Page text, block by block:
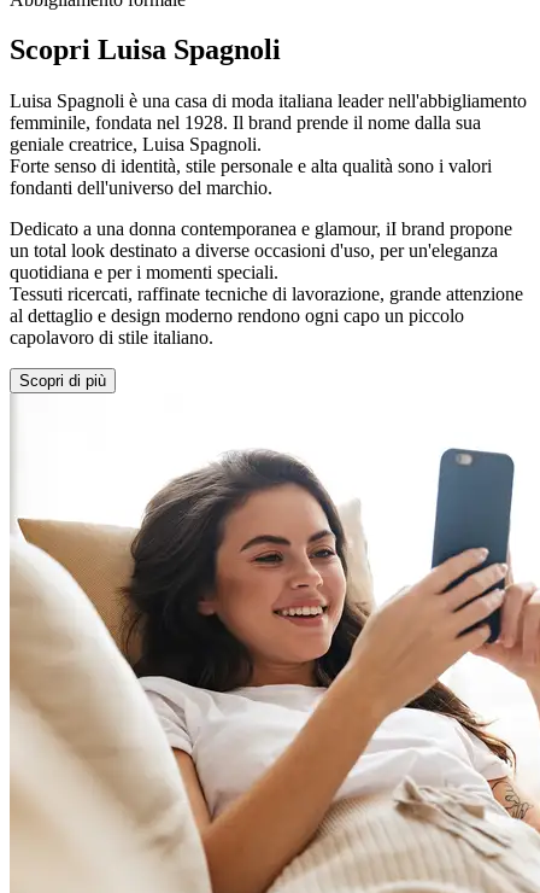
Scopri Luisa Spagnoli
Luisa Spagnoli è una casa di moda italiana leader nell'abbigliamento
femminile, fondata nel 1928. Il brand prende il nome dalla sua
geniale creatrice, Luisa Spagnoli.
Forte senso di identità, stile personale e alta qualità sono i valori
fondanti dell'universo del marchio.
Dedicato a una donna contemporanea e glamour, iI brand propone
un total look destinato a diverse occasioni d'uso, per un'eleganza
quotidiana e per i momenti speciali.
Tessuti ricercati, raffinate tecniche di lavorazione, grande attenzione
al dettaglio e design moderno rendono ogni capo un piccolo
capolavoro di stile italiano.
Scopri di più